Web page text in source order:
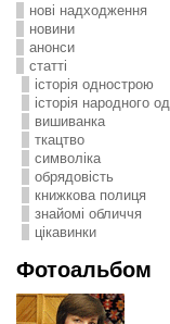
нові надходження
новини
анонси
статті
історія однострою
історія народного
вишиванка
ткацтво
символіка
oбрядовість
книжкова полиця
знайомі обличчя
цікавинки
Фотоальбом